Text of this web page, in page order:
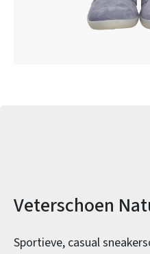
Veterschoen
Sportieve, casual